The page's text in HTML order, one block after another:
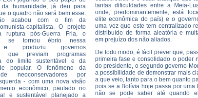
humanidade, já deu para
o quadro não será bem esse.
acabou com o fim da
capitalista. O projeto
ruptura pós-Guerra Fria, o
se tornou ébrio nessa
e produziu governos
que previam programas
do limite sustentável e da
popular. O fenômeno da
neoconservadores por
- com uma nova visão
econômico, pautado no
e sustentável planejado a
tantas dificuldades entre a Meia-
onde, predominantemente, está
elite econômica do país) e o
uma vez que este tem centralizado
distribuído de forma aleatória e
em prejuízo dos não aliados.
De todo modo, é fácil prever que,
primeira fase e consolidado o poder
do presidente, o segundo governo
a possibilidade de demonstrar mais
a que veio, tanto para o bem quanto
pois se a Bolívia hoje passa por uma
não se pode saber até quando